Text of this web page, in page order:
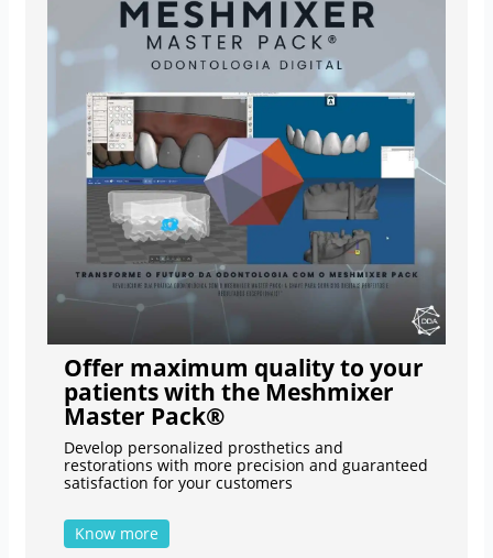
Offer maximum quality to your
patients with the Meshmixer
Master Pack®
Develop personalized prosthetics and
restorations with more precision and guaranteed
satisfaction for your customers
Know more